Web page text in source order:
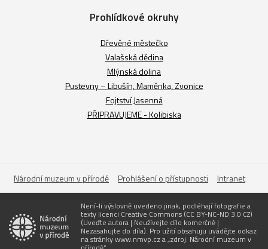
Prohlídkové okruhy
Dřevěné městečko
Valašská dědina
Mlýnská dolina
Pustevny – Libušín, Maměnka, Zvonice
Fojtství Jasenná
PŘIPRAVUJEME - Kolibiska
Národní muzeum v přírodě Prohlášení o přístupnosti Intranet
Není-li výslovně uvedeno jinak, podléhají fotografie a
texty licenci Creative Commons (CC BY-NC-ND 3.0 CZ)
(Uveďte autora | Neužívejte dílo komerčně |
Nezasahujte do díla). Pro užití obsahuju uvádějte odkaz
na stránky www.nmvp.cz a „zdroj: Národní muzeum v